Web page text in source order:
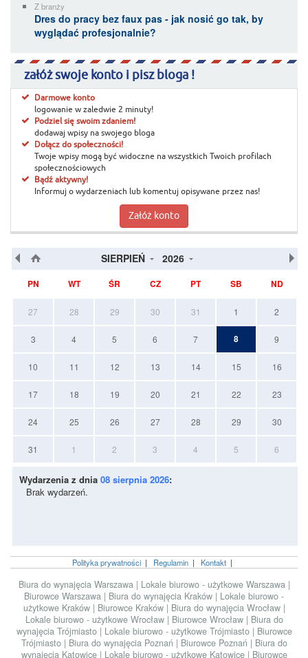
Z branży
Dres do pracy bez faux pas - jak nosić go tak, by
wyglądać profesjonalnie?
załóż swoje konto i pisz bloga !
Darmowe konto
logowanie w zaledwie 2 minuty!
Podziel się swoim zdaniem!
dodawaj wpisy na swojego bloga
Dołącz do społeczności!
Twoje wpisy mogą być widoczne na wszystkich Twoich profilach
społecznościowych
Bądź aktywny!
Informuj o wydarzeniach lub komentuj opisywane przez nas!
Załóż konto
SIERPIEŃ 2026
PN WT ŚR CZ PT SB ND
27 28 29 30 31 1 2
3 4 5 6 7 8 9
10 11 12 13 14 15 16
17 18 19 20 21 22 23
24 25 26 27 28 29 30
31 1 2 3 4 5 6
Wydarzenia z dnia 08 sierpnia 2026:
Brak wydarzeń.
Polityka prywatności| Regulamin| Kontakt|
Biura do wynajęcia Warszawa | Lokale biurowo - użytkowe Warszawa |
Biurowce Warszawa | Biura do wynajęcia Kraków | Lokale biurowo -
użytkowe Kraków | Biurowce Kraków | Biura do wynajęcia Wrocław |
Lokale biurowo - użytkowe Wrocław | Biurowce Wrocław | Biura do
wynajęcia Trójmiasto | Lokale biurowo - użytkowe Trójmiasto | Biurowce
Trójmiasto | Biura do wynajęcia Poznań | Biurowce Poznań | Biura do
wynajęcia Katowice | Lokale biurowo - użytkowe Katowice | Biurowce